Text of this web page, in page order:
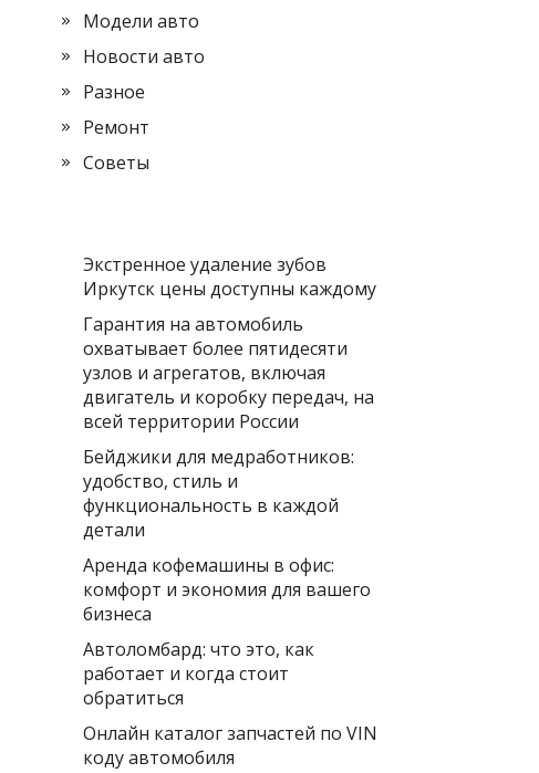
Модели авто
Новости авто
Разное
Ремонт
Советы
Экстренное удаление зубов
Иркутск цены доступны каждому
Гарантия на автомобиль
охватывает более пятидесяти
узлов и агрегатов, включая
двигатель и коробку передач, на
всей территории России
Бейджики для медработников:
удобство, стиль и
функциональность в каждой
детали
Аренда кофемашины в офис:
комфорт и экономия для вашего
бизнеса
Автоломбард: что это, как
работает и когда стоит
обратиться
Онлайн каталог запчастей по VIN
коду автомобиля